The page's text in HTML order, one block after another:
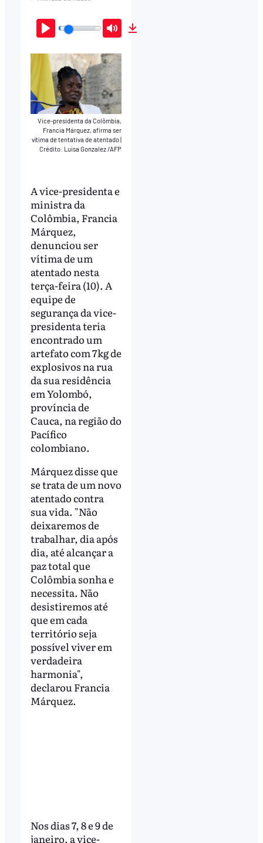
Play Mute
Vice-presidenta da Colômbia,
Francia Márquez, afirma ser
vítima de tentativa de atentado
Crédito: Luisa Gonzalez /AFP
A vice-presidenta e
ministra da
Colômbia, Francia
Márquez,
denunciou ser
vítima de um
atentado nesta
terça-feira (10). A
equipe de
segurança da vice-
presidenta teria
encontrado um
artefato com 7kg de
explosivos na rua
da sua residência
em Yolombó,
província de
Cauca, na região do
Pacífico
colombiano.
Márquez disse que
se trata de um novo
atentado contra
sua vida. "Não
deixaremos de
trabalhar, dia após
dia, até alcançar a
paz total que
Colômbia sonha e
necessita. Não
desistiremos até
que em cada
território seja
possível viver em
verdadeira
harmonia",
declarou Francia
Márquez.
Nos dias 7, 8 e 9 de
janeiro, a vice-